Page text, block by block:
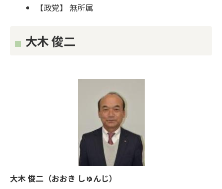
【政党】 無所属
大木 俊二
大木 俊二（おおき しゅんじ）